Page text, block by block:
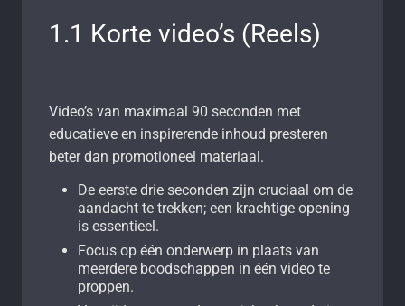
1.1 Korte video’s (Reels)
Video’s van maximaal 90 seconden met
educatieve en inspirerende inhoud presteren
beter dan promotioneel materiaal.
De eerste drie seconden zijn cruciaal om de
aandacht te trekken; een krachtige opening
is essentieel.
Focus op één onderwerp in plaats van
meerdere boodschappen in één video te
proppen.